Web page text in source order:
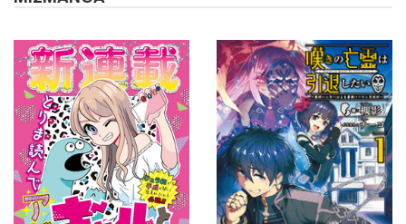
Chapter 11 05/11/2024
Chapter 10 05/11/2024
Chapter 9 05/11/2024
Chapter 8 05/11/2024